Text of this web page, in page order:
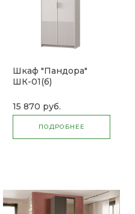
Шкаф "Пандора"
ШК-01(б)
15 870 руб.
ПОДРОБНЕЕ